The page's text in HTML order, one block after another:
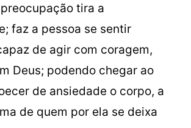
tira a
faz a pessoa se sentir
de agir com coragem,
Deus; podendo chegar ao
de ansiedade o corpo, a
de quem por ela se deixa